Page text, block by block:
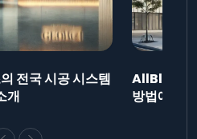
전국 시공 시스템
개
AllBlog에
방법에 대